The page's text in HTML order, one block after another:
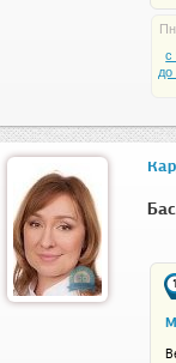
Пн
c
до
1